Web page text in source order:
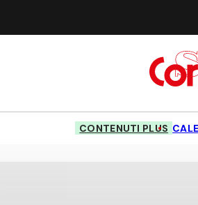
CONTENUTI PLUS